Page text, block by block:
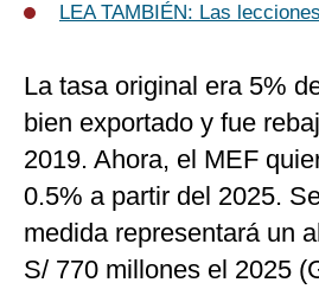
LEA TAMBIÉN: Las
La tasa original era 5%
bien exportado y fue
2019. Ahora, el MEF
0.5% a partir del 2025.
medida representará un
S/ 770 millones el 2025